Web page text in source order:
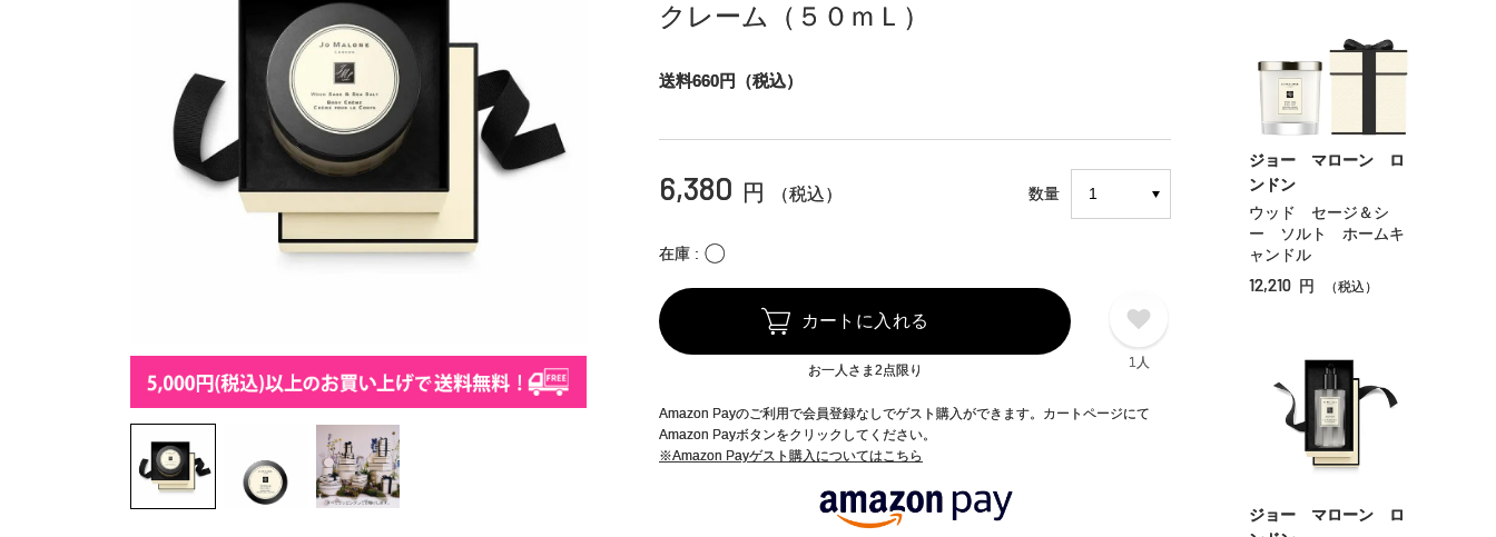
クレーム（５０ｍＬ）
送料660円（税込）
6,380 円 （税込） 数量
在庫 〇
カートに入れる
お一人さま2点限り 1人
Amazon Payのご利用で会員登録なしでゲスト購入ができます。カートページにて
Amazon Payボタンをクリックしてください。
※Amazon Payゲスト購入についてはこちら
ジョー マローン ロ
ンドン
ウッド セージ＆シ
ー ソルト ホームキ
ャンドル
12,210 円 （税込）
ジョー マローン ロ